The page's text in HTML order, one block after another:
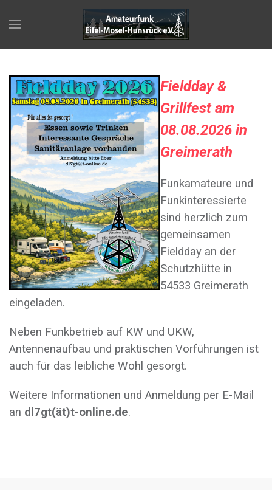
Fieldday &
Grillfest am
08.08.2026 in
Greimerath
Funkamateure und
Funkinteressierte
sind herzlich zum
gemeinsamen
Fieldday an der
Schutzhütte in
54533 Greimerath
eingeladen.
Neben Funkbetrieb auf KW und UKW,
Antennenaufbau und praktischen Vorführungen ist
auch für das leibliche Wohl gesorgt.
Weitere Informationen und Anmeldung per E-Mail
an dl7gt(ät)t-online.de.